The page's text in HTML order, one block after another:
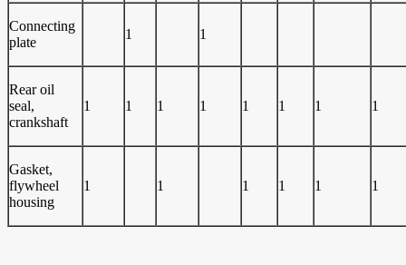
Connecting
plate
1 1
Rear oil
seal,
crankshaft
1 1 1 1 1 1 1 1
Gasket,
flywheel
housing
1 1 1 1 1 1